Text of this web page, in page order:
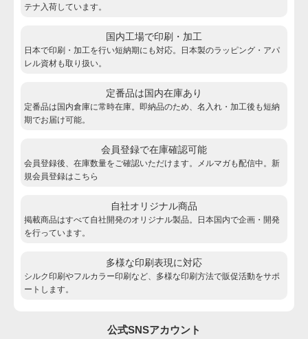
テナ入荷しています。
国内工場で印刷・加工
日本で印刷・加工を行い短納期にも対応。日本製のラッピング・アパ
レル資材も取り扱い。
定番品は国内在庫あり
定番品は国内倉庫に常時在庫。即納品のため、名入れ・加工後も短納
期でお届け可能。
会員登録で在庫確認可能
会員登録後、在庫数量をご確認いただけます。メルマガも配信中。新
規会員登録はこちら
自社オリジナル商品
掲載商品はすべて自社開発のオリジナル製品。日本国内で企画・開発
を行っています。
多様な印刷表現に対応
シルク印刷やフルカラー印刷など、多様な印刷方法で販促活動をサポ
ートします。
公式SNSアカウント